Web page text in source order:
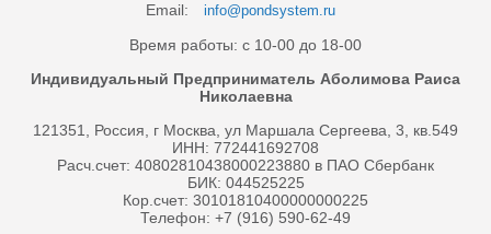
Email: info@pondsystem.ru
Время работы: с 10-00 до 18-00
Индивидуальный Предприниматель Аболимова Раиса
Николаевна
121351, Россия, г Москва, ул Маршала Сергеева, 3, кв.549
ИНН: 772441692708
Расч.счет: 40802810438000223880 в ПАО Сбербанк
БИК: 044525225
Кор.счет: 30101810400000000225
Телефон: +7 (916) 590-62-49